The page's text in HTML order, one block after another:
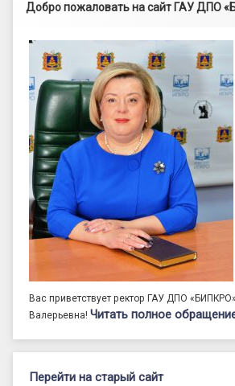
Добро пожаловать на сайт ГАУ ДПО
Вас приветствует ректор ГАУ ДПО
Валерьевна! Читать полное
Перейти на старый сайт